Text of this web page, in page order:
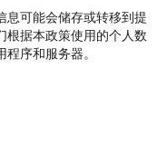
息可能会储存或转移到提
根据本政策使用的个人数
序和服务器。